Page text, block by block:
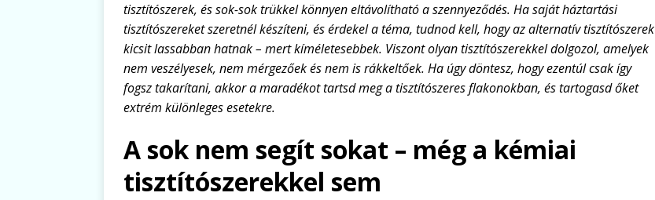
tisztítószerek, és sok-sok trükkel könnyen eltávolítható a szennyeződés. Ha saját háztartási
tisztítószereket szeretnél készíteni, és érdekel a téma, tudnod kell, hogy az alternatív tisztítószerek
kicsit lassabban hatnak – mert kíméletesebbek. Viszont olyan tisztítószerekkel dolgozol, amelyek
nem veszélyesek, nem mérgezőek és nem is rákkeltőek. Ha úgy döntesz, hogy ezentúl csak így
fogsz takarítani, akkor a maradékot tartsd meg a tisztítószeres flakonokban, és tartogasd őket
extrém különleges esetekre.
A sok nem segít sokat – még a kémiai
tisztítószerekkel sem